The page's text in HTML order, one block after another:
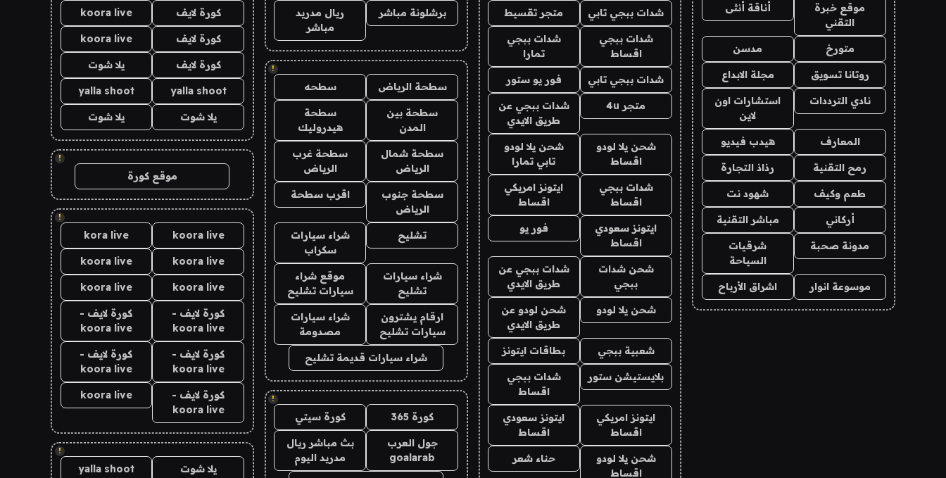
موقع خبرة
التقني
أناقة أنثى
متورخ مدسن
روتانا تسويق مجلة الابداع
نادي الترددات
استشارات اون
لاين
المعارف هيدب فيديو
رمح التقنية رذاذ التجارة
طعم وكيف شهود نت
أركاني مباشر التقنية
مدونة صحبة
شرقيات
السياحة
موسوعة انوار اشراق الأرباح
شدات ببجي تابي متجر تقسيط
شدات ببجي
اقساط
شدات ببجي
تمارا
شدات ببجي تابي فور يو ستور
متجر 4u
شدات ببجي عن
طريق الايدي
شحن يلا لودو
اقساط
شحن يلا لودو
تابي تمارا
شدات ببجي
اقساط
ايتونز امريكي
اقساط
ايتونز سعودي
اقساط
فور يو
شحن شدات
ببجي
شدات ببجي عن
طريق الايدي
شحن يلا لودو
شحن لودو عن
طريق الايدي
شعبية ببجي بطاقات ايتونز
بلايستيشن ستور
شدات ببجي
اقساط
ايتونز امريكي
اقساط
ايتونز سعودي
اقساط
شحن يلا لودو
اقساط
حناء شعر
برشلونة مباشر
ريال مدريد
مباشر
!
سطحة الرياض سطحه
سطحة بين
المدن
سطحة
هيدروليك
سطحة شمال
الرياض
سطحة غرب
الرياض
سطحة جنوب
الرياض
اقرب سطحة
تشليح
شراء سيارات
سكراب
شراء سيارات
تشليح
موقع شراء
سيارات تشليح
ارقام يشترون
سيارات تشليح
شراء سيارات
مصدومة
شراء سيارات قديمة تشليح
!
كورة 365 كورة سيتي
جول العرب
goalarab
بث مباشر ريال
مدريد اليوم
كورة لايف koora live
كورة لايف koora live
كورة لايف يلا شوت
yalla shoot
yalla shoot
يلا شوت يلا شوت
!
موقع كورة
!
koora live
kora live
koora live
koora live
koora live
koora live
كورة لايف -
koora live
كورة لايف -
koora live
كورة لايف -
koora live
كورة لايف -
koora live
كورة لايف -
koora live
koora live
!
يلا شوت yalla shoot